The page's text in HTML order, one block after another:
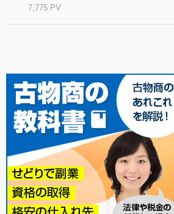
7,775 PV